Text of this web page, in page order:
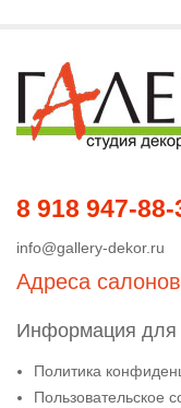
8 918 947-88-
info@gallery-dekor.ru
Адреса салонов
Информация для
Политика
Пользовательское